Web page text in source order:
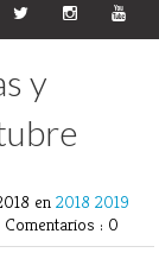
y
en 2018 2019
Comentarios : 0